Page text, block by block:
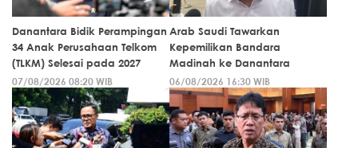
Danantara Bidik Perampingan
34 Anak Perusahaan Telkom
(TLKM) Selesai pada 2027
07/08/2026 08:20 WIB
Arab Saudi Tawarkan
Kepemilikan Bandara
Madinah ke Danantara
06/08/2026 16:30 WIB